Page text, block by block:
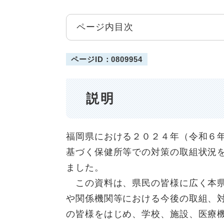
ページ内目次
ページID：0809954
説明
福岡県における２０２４年（令和６
基づく保健所等での対策の取組状況
ました。
この資料は、県民の皆様に広く本
や関係機関等における今後の取組、
の皆様をはじめ、学校、施設、医療